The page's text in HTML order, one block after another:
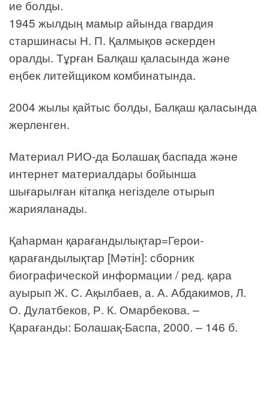
ие болды.
1945 жылдың мамыр айында гвардия
старшинасы Н. П. Қалмықов әскерден
оралды. Тұрған Балқаш қаласында және
еңбек литейщиком комбинатында.
2004 жылы қайтыс болды, Балқаш қаласында
жерленген.
Материал РИО-да Болашақ баспада және
интернет материалдары бойынша
шығарылған кітапқа негізделе отырып
жарияланады.
Қаһарман қарағандылықтар=Герои-
қарағандылықтар [Мәтін]: сборник
биографической информации / ред. қара
ауырып Ж. С. Ақылбаев, а. А. Абдакимов, Л.
О. Дулатбеков, Р. К. Омарбекова. –
Қарағанды: Болашақ-Баспа, 2000. – 146 б.